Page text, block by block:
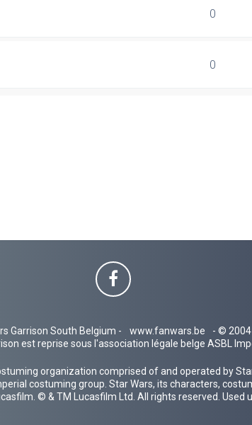
0
0
Garrison South Belgium - www.fanwars.be
- ©
est reprise sous l'association légale belge ASBL
organization comprised of and operated by
costuming group. Star Wars, its characters,
© & TM Lucasfilm Ltd. All rights reserved. Used